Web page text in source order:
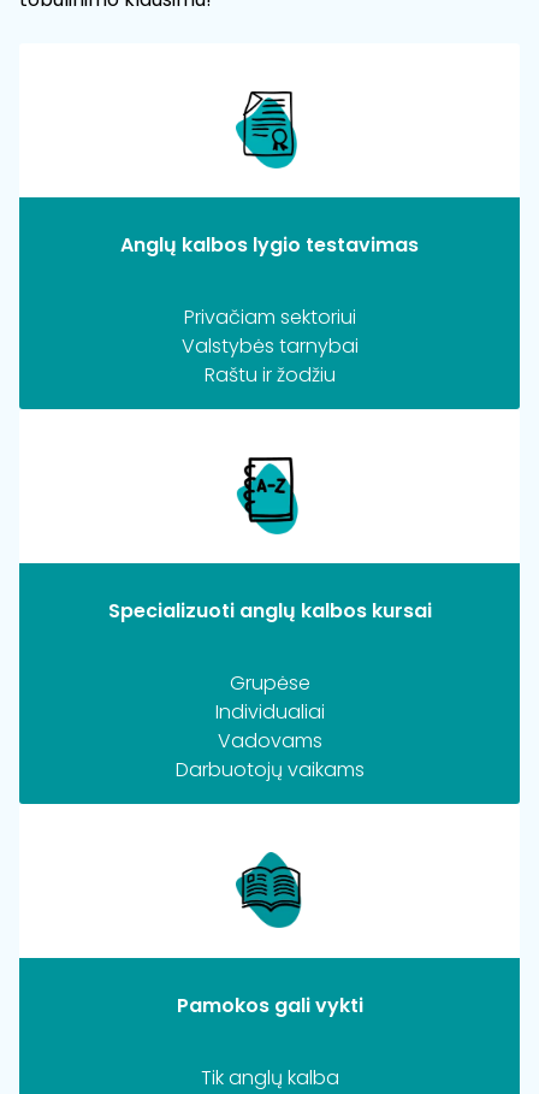
Anglų kalbos lygio testavimas
Privačiam sektoriui
Valstybės tarnybai
Raštu ir žodžiu
Specializuoti anglų kalbos kursai
Grupėse
Individualiai
Vadovams
Darbuotojų vaikams
Pamokos gali vykti
Tik anglų kalba